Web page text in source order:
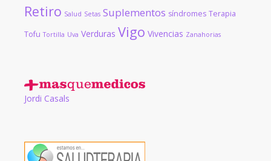
Retiro Salud Setas Suplementos síndromes Terapia
Tofu Tortilla Uva Verduras Vigo Vivencias Zanahorias
Jordi Casals